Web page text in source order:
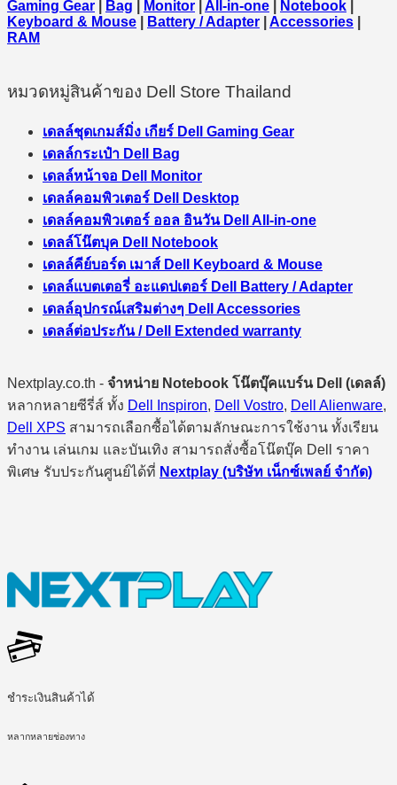
Gaming Gear
Bag Monitor All-in-one Notebook
Keyboard & Mouse
Battery / Adapter Accessories
RAM
หมวดหมู่สินค้าของ Dell Store Thailand
เดลล์ชุดเกมส์มิ่ง เกียร์ Dell Gaming Gear
เดลล์กระเป๋า Dell Bag
เดลล์หน้าจอ Dell Monitor
เดลล์คอมพิวเตอร์ Dell Desktop
เดลล์คอมพิวเตอร์ ออล อินวัน Dell All-in-one
เดลล์โน๊ตบุค Dell Notebook
เดลล์คีย์บอร์ด เมาส์ Dell Keyboard & Mouse
เดลล์แบตเตอรี่ อะแดปเตอร์ Dell Battery / Adapter
เดลล์อุปกรณ์เสริมต่างๆ Dell Accessories
เดลล์ต่อประกัน / Dell Extended warranty
Nextplay.co.th - จำหน่าย Notebook โน๊ตบุ๊คแบร์น Dell (เดลล์)
หลากหลายซีรี่ส์ ทั้ง Dell Inspiron, Dell Vostro, Dell Alienware,
Dell XPS สามารถเลือกซื้อได้ตามลักษณะการใช้งาน ทั้งเรียน
ทำงาน เล่นเกม และบันเทิง สามารถสั่งซื้อโน๊ตบุ๊ค Dell ราคา
พิเศษ รับประกันศูนย์ได้ที่ Nextplay (บริษัท เน็กซ์เพลย์ จำกัด)
ชำระเงินสินค้าได้
หลากหลายช่องทาง